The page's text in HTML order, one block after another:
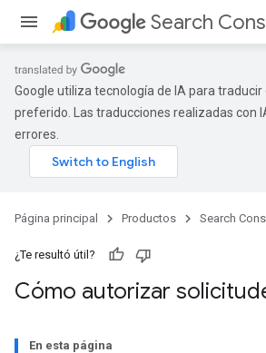
Search Console
Google utiliza tecnología de IA para
preferido. Las traducciones realizadas con
errores.
Página principal Productos Search
¿Te resultó útil?
Cómo autorizar
En esta página